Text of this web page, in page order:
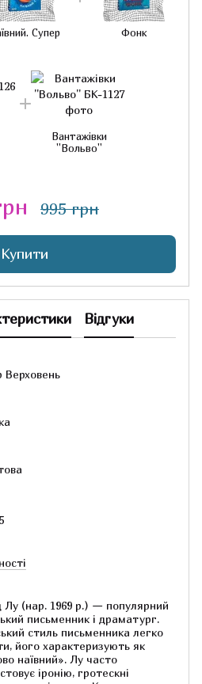
Супер Фонк
Вантажівки
''Вольво''
995 грн
Купити
Відгуки
Верховень
Лу (нар. 1969 р.) — популярний
письменник і драматург.
стиль письменника легко
його характеризують як
наївний». Лу часто
іронію, гротескні